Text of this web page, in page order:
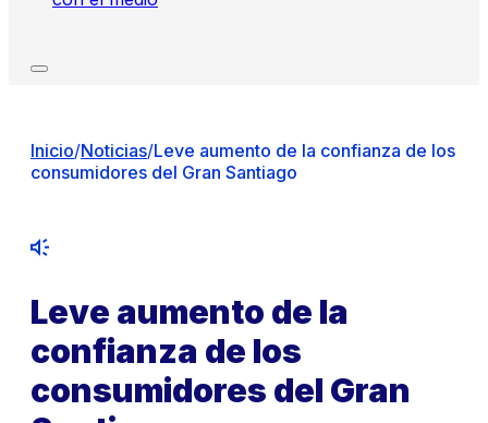
Inicio/Noticias/Leve aumento de la confianza de los
consumidores del Gran Santiago
Leve aumento de la
confianza de los
consumidores del Gran